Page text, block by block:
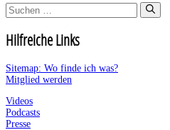
Suchen
nach:
Hilfreiche Links
Sitemap: Wo finde ich was?
Mitglied werden
Videos
Podcasts
Presse